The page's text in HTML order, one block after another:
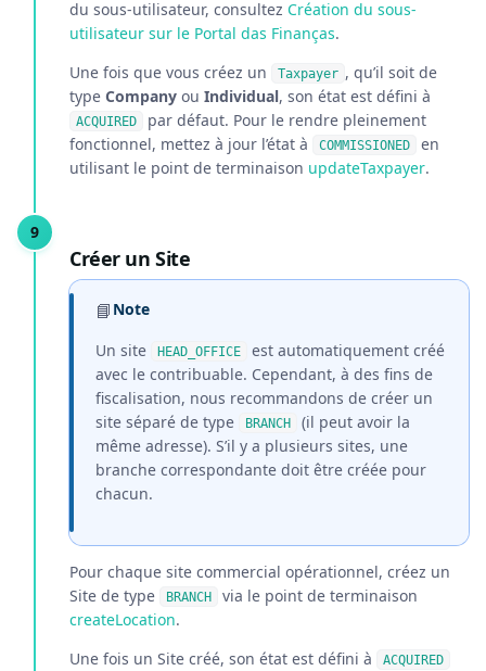
du sous-utilisateur, consultez Création du sous-
utilisateur sur le Portal das Finanças.
Une fois que vous créez un
Taxpayer , qu’il soit de
type Company ou Individual, son état est défini à
ACQUIRED
par défaut. Pour le rendre pleinement
fonctionnel, mettez à jour l’état à
COMMISSIONED
en
utilisant le point de terminaison updateTaxpayer.
Créer un Site
📘 Note
Un site
HEAD_OFFICE
est automatiquement créé
avec le contribuable. Cependant, à des fins de
fiscalisation, nous recommandons de créer un
site séparé de type
BRANCH
(il peut avoir la
même adresse). S’il y a plusieurs sites, une
branche correspondante doit être créée pour
chacun.
Pour chaque site commercial opérationnel, créez un
Site de type
BRANCH
via le point de terminaison
createLocation.
Une fois un Site créé, son état est défini à
ACQUIRED